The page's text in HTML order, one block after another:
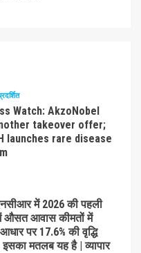
Watch: AkzoNobel
takeover offer;
launches rare disease
में 2026 की पहली
में औसत आवास कीमतों में
पर 17.6% की वृद्धि
मतलब यह है | व्यापार